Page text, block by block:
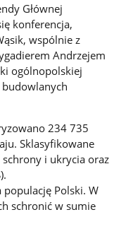
Głównej
konferencja,
wspólnie z
Andrzejem
ogólnopolskiej
234 735
Sklasyfikowane
i ukrycia oraz
Polski. W
schronić w sumie